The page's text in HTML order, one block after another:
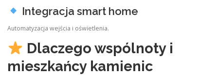
Integracja smart home
Automatyzacja wejścia i oświetlenia.
Dlaczego wspólnoty i
mieszkańcy kamienic